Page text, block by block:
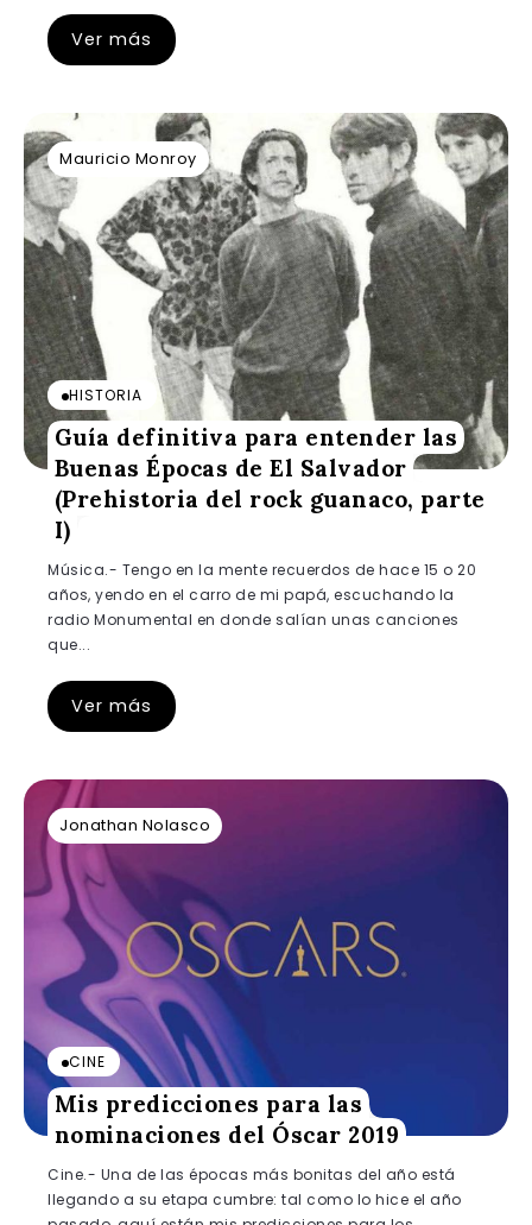
Ver más
Mauricio Monroy
HISTORIA
Guía definitiva para entender las
Buenas Épocas de El Salvador
(Prehistoria del rock guanaco, parte
I)
Música.- Tengo en la mente recuerdos de hace 15 o 20
años, yendo en el carro de mi papá, escuchando la
radio Monumental en donde salían unas canciones
que...
Ver más
Jonathan Nolasco
CINE
Mis predicciones para las
nominaciones del Óscar 2019
Cine.- Una de las épocas más bonitas del año está
llegando a su etapa cumbre: tal como lo hice el año